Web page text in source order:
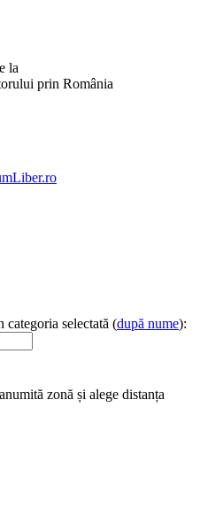
la
selectată (după nume):
zonă și alege distanța